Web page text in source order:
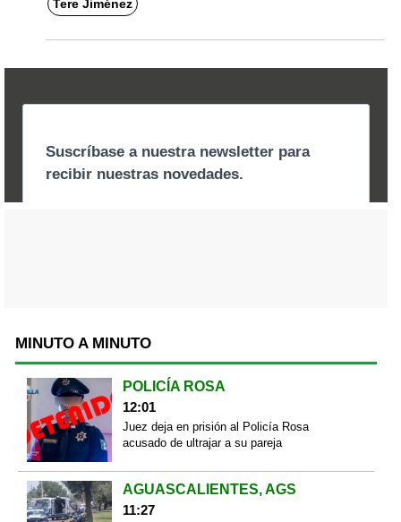
Tere Jiménez
MINUTO A MINUTO
POLICÍA ROSA
12:01
Juez deja en prisión al Policía Rosa
acusado de ultrajar a su pareja
AGUASCALIENTES, AGS
11:27